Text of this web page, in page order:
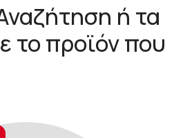
ή τα
το προϊόν που